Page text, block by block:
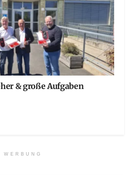
& große Aufgaben
WERBUNG